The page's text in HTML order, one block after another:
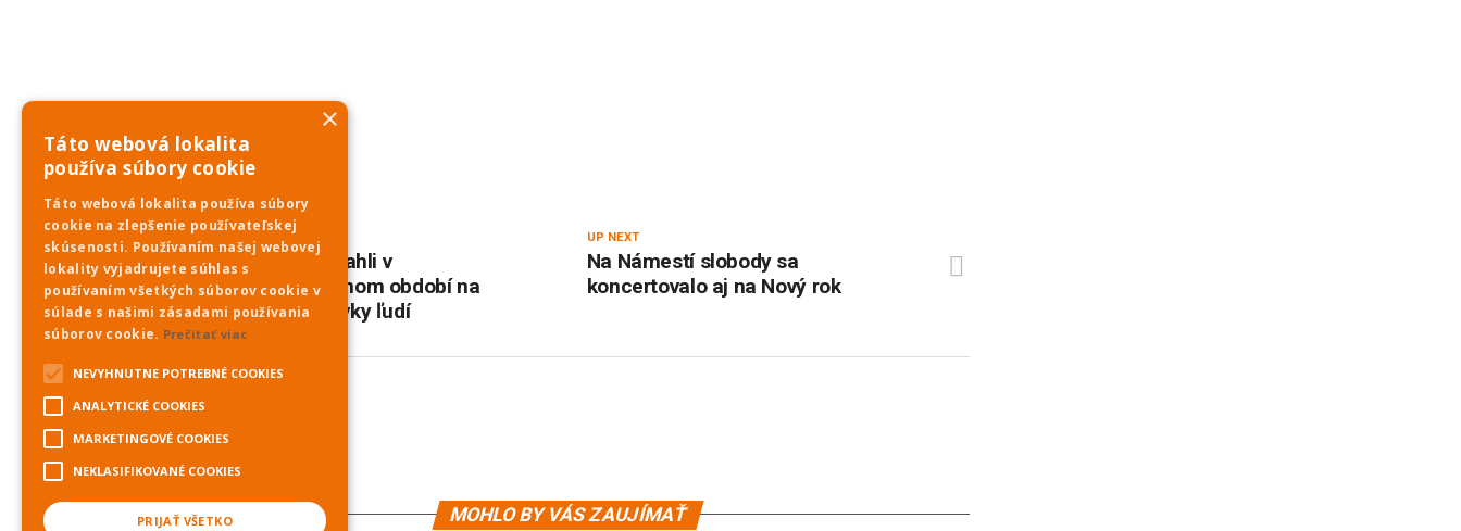
UP NEXT
Na Námestí slobody sa
koncertovalo aj na Nový rok
Koncerty pritiahli v
medzisviatočnom období na
námestie stovky ľudí
MOHLO BY VÁS ZAUJÍMAŤ
×
Táto webová lokalita
používa súbory cookie
Táto webová lokalita používa súbory
cookie na zlepšenie používateľskej
skúsenosti. Používaním našej webovej
lokality vyjadrujete súhlas s
používaním všetkých súborov cookie v
súlade s našimi zásadami používania
súborov cookie. Prečítať viac
NEVYHNUTNE POTREBNÉ COOKIES
ANALYTICKÉ COOKIES
MARKETINGOVÉ COOKIES
NEKLASIFIKOVANÉ COOKIES
PRIJAŤ VŠETKO